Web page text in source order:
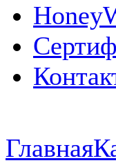
Главная